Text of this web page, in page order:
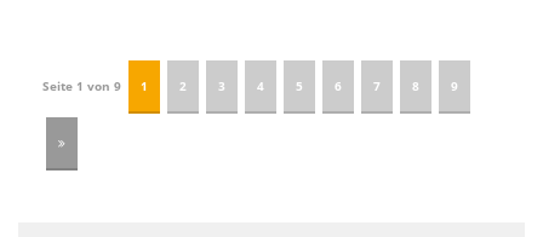
Seite 1 von 9 1 2 3 4 5 6 7 8 9